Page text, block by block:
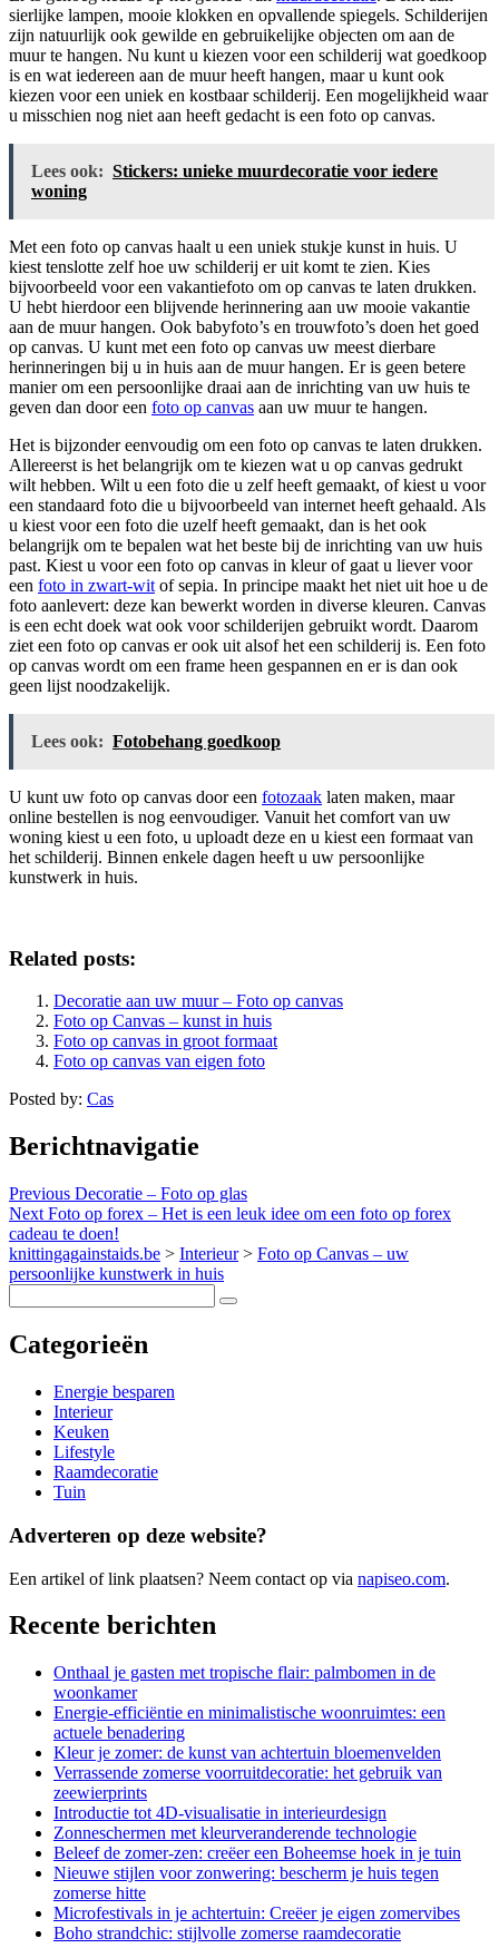
sierlijke lampen, mooie klokken en opvallende spiegels. Schilderijen
zijn natuurlijk ook gewilde en gebruikelijke objecten om aan de
muur te hangen. Nu kunt u kiezen voor een schilderij wat goedkoop
is en wat iedereen aan de muur heeft hangen, maar u kunt ook
kiezen voor een uniek en kostbaar schilderij. Een mogelijkheid waar
u misschien nog niet aan heeft gedacht is een foto op canvas.
Lees ook: Stickers: unieke muurdecoratie voor iedere
woning
Met een foto op canvas haalt u een uniek stukje kunst in huis. U
kiest tenslotte zelf hoe uw schilderij er uit komt te zien. Kies
bijvoorbeeld voor een vakantiefoto om op canvas te laten drukken.
U hebt hierdoor een blijvende herinnering aan uw mooie vakantie
aan de muur hangen. Ook babyfoto’s en trouwfoto’s doen het goed
op canvas. U kunt met een foto op canvas uw meest dierbare
herinneringen bij u in huis aan de muur hangen. Er is geen betere
manier om een persoonlijke draai aan de inrichting van uw huis te
geven dan door een foto op canvas aan uw muur te hangen.
Het is bijzonder eenvoudig om een foto op canvas te laten drukken.
Allereerst is het belangrijk om te kiezen wat u op canvas gedrukt
wilt hebben. Wilt u een foto die u zelf heeft gemaakt, of kiest u voor
een standaard foto die u bijvoorbeeld van internet heeft gehaald. Als
u kiest voor een foto die uzelf heeft gemaakt, dan is het ook
belangrijk om te bepalen wat het beste bij de inrichting van uw huis
past. Kiest u voor een foto op canvas in kleur of gaat u liever voor
een foto in zwart-wit of sepia. In principe maakt het niet uit hoe u de
foto aanlevert: deze kan bewerkt worden in diverse kleuren. Canvas
is een echt doek wat ook voor schilderijen gebruikt wordt. Daarom
ziet een foto op canvas er ook uit alsof het een schilderij is. Een foto
op canvas wordt om een frame heen gespannen en er is dan ook
geen lijst noodzakelijk.
Lees ook: Fotobehang goedkoop
U kunt uw foto op canvas door een fotozaak laten maken, maar
online bestellen is nog eenvoudiger. Vanuit het comfort van uw
woning kiest u een foto, u uploadt deze en u kiest een formaat van
het schilderij. Binnen enkele dagen heeft u uw persoonlijke
kunstwerk in huis.
Related posts:
Decoratie aan uw muur – Foto op canvas
Foto op Canvas – kunst in huis
Foto op canvas in groot formaat
Foto op canvas van eigen foto
Posted by: Cas
Berichtnavigatie
Previous Decoratie – Foto op glas
Next Foto op forex – Het is een leuk idee om een foto op forex
cadeau te doen!
knittingagainstaids.be > Interieur> Foto op Canvas – uw
persoonlijke kunstwerk in huis
Categorieën
Energie besparen
Interieur
Keuken
Lifestyle
Raamdecoratie
Tuin
Adverteren op deze website?
Een artikel of link plaatsen? Neem contact op via napiseo.com.
Recente berichten
Onthaal je gasten met tropische flair: palmbomen in de
woonkamer
Energie-efficiëntie en minimalistische woonruimtes: een
actuele benadering
Kleur je zomer: de kunst van achtertuin bloemenvelden
Verrassende zomerse voorruitdecoratie: het gebruik van
zeewierprints
Introductie tot 4D-visualisatie in interieurdesign
Zonneschermen met kleurveranderende technologie
Beleef de zomer-zen: creëer een Boheemse hoek in je tuin
Nieuwe stijlen voor zonwering: bescherm je huis tegen
zomerse hitte
Microfestivals in je achtertuin: Creëer je eigen zomervibes
Boho strandchic: stijlvolle zomerse raamdecoratie